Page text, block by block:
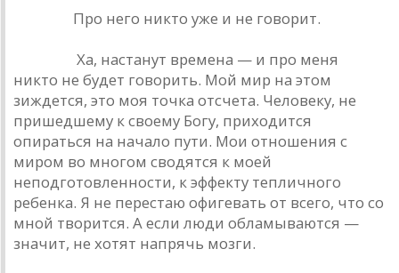
Про него никто уже и не говорит.
Ха, настанут времена — и про меня
никто не будет говорить. Мой мир на этом
зиждется, это моя точка отсчета. Человеку, не
пришедшему к своему Богу, приходится
опираться на начало пути. Мои отношения с
миром во многом сводятся к моей
неподготовленности, к эффекту тепличного
ребенка. Я не перестаю офигевать от всего, что со
мной творится. А если люди обламываются —
значит, не хотят напрячь мозги.